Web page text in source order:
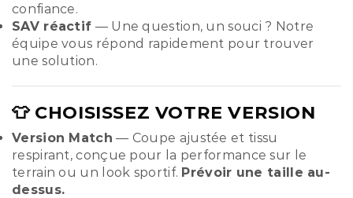
confiance.
SAV réactif — Une question, un souci ? Notre
équipe vous répond rapidement pour trouver
une solution.
👕 CHOISISSEZ VOTRE VERSION
Version Match — Coupe ajustée et tissu
respirant, conçue pour la performance sur le
terrain ou un look sportif. Prévoir une taille au-
dessus.